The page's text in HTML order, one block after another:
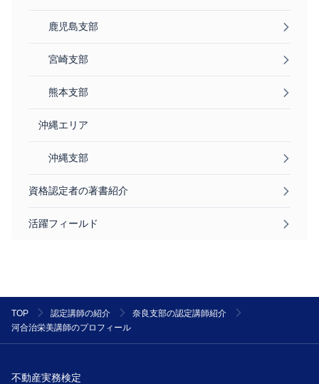
鹿児島支部
宮崎支部
熊本支部
沖縄エリア
沖縄支部
資格認定者の著書紹介
活躍フィールド
TOP 認定講師の紹介
奈良支部の認定講師紹介
河合治栄美講師のプロフィール
不動産実務検定